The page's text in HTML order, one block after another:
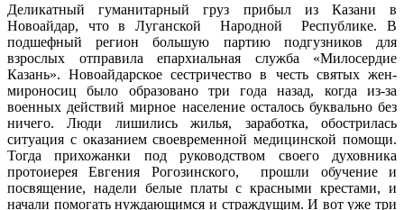
Деликатный гуманитарный груз прибыл из Казани в
Новоайдар, что в Луганской Народной Республике. В
подшефный регион большую партию подгузников для
взрослых отправила епархиальная служба «Милосердие
Казань». Новоайдарское сестричество в честь святых жен-
мироносиц было образовано три года назад, когда из-за
военных действий мирное население осталось буквально без
ничего. Люди лишились жилья, заработка, обострилась
ситуация с оказанием своевременной медицинской помощи.
Тогда прихожанки под руководством своего духовника
протоиерея Евгения Рогозинского, прошли обучение и
посвящение, надели белые платы с красными крестами, и
начали помогать нуждающимся и страждущим. И вот уже три